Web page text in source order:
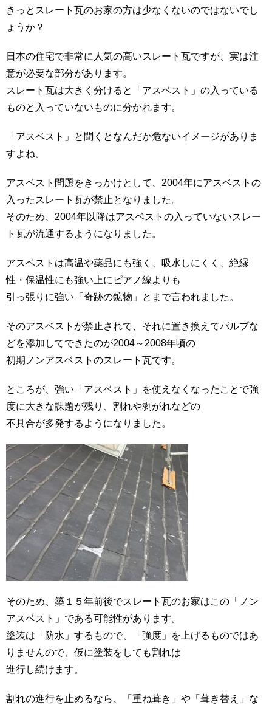
きっとスレート瓦のお家の方は少なくないのではないでし
ょうか？
日本の住宅で非常に人気の高いスレート瓦ですが、実は注
意が必要な部分があります。
スレート瓦は大きく分けると「アスベスト」の入っている
ものと入っていないものに分かれます。
「アスベスト」と聞くとなんだか危ないイメージがありま
すよね。
アスベスト問題をきっかけとして、2004年にアスベストの
入ったスレート瓦が禁止となりました。
そのため、2004年以降はアスベストの入っていないスレー
ト瓦が流通するようになりました。
アスベストは高温や薬品にも強く、吸水しにくく、絶縁
性・保温性にも強い上にピアノ線よりも
引っ張りに強い「奇跡の鉱物」とまで言われました。
そのアスベストが禁止されて、それに置き換えてパルプな
どを添加してできたのが2004～2008年頃の
初期ノンアスベストのスレート瓦です。
ところが、強い「アスベスト」を使えなくなったことで強
度に大きな課題が残り、割れや剥がれなどの
不具合が多発するようになりました。
そのため、築１５年前後でスレート瓦のお家はこの「ノン
アスベスト」である可能性があります。
塗装は「防水」するもので、「強度」を上げるものではあ
りませんので、仮に塗装をしても割れは
進行し続けます。
割れの進行を止めるなら、「重ね葺き」や「葺き替え」な